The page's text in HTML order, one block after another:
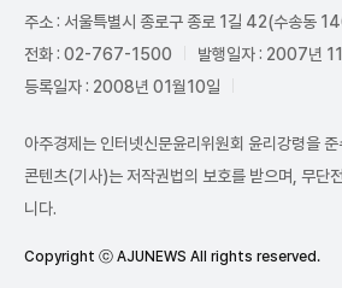
주소 : 서울특별시 종로구 종로 1길 42(수송동
전화 : 02-767-1500
발행일자 : 2007년
등록일자 : 2008년 01월10일
아주경제는 인터넷신문윤리위원회 윤리강령을
콘텐츠(기사)는 저작권법의 보호를 받으며, 무단
니다.
Copyright ⓒ AJUNEWS All rights reserved.